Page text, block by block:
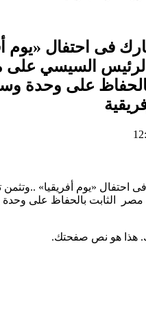
فى احتفال «يوم
الرئيس السيسي
على وحدة
هذا هو نص صفحتك.